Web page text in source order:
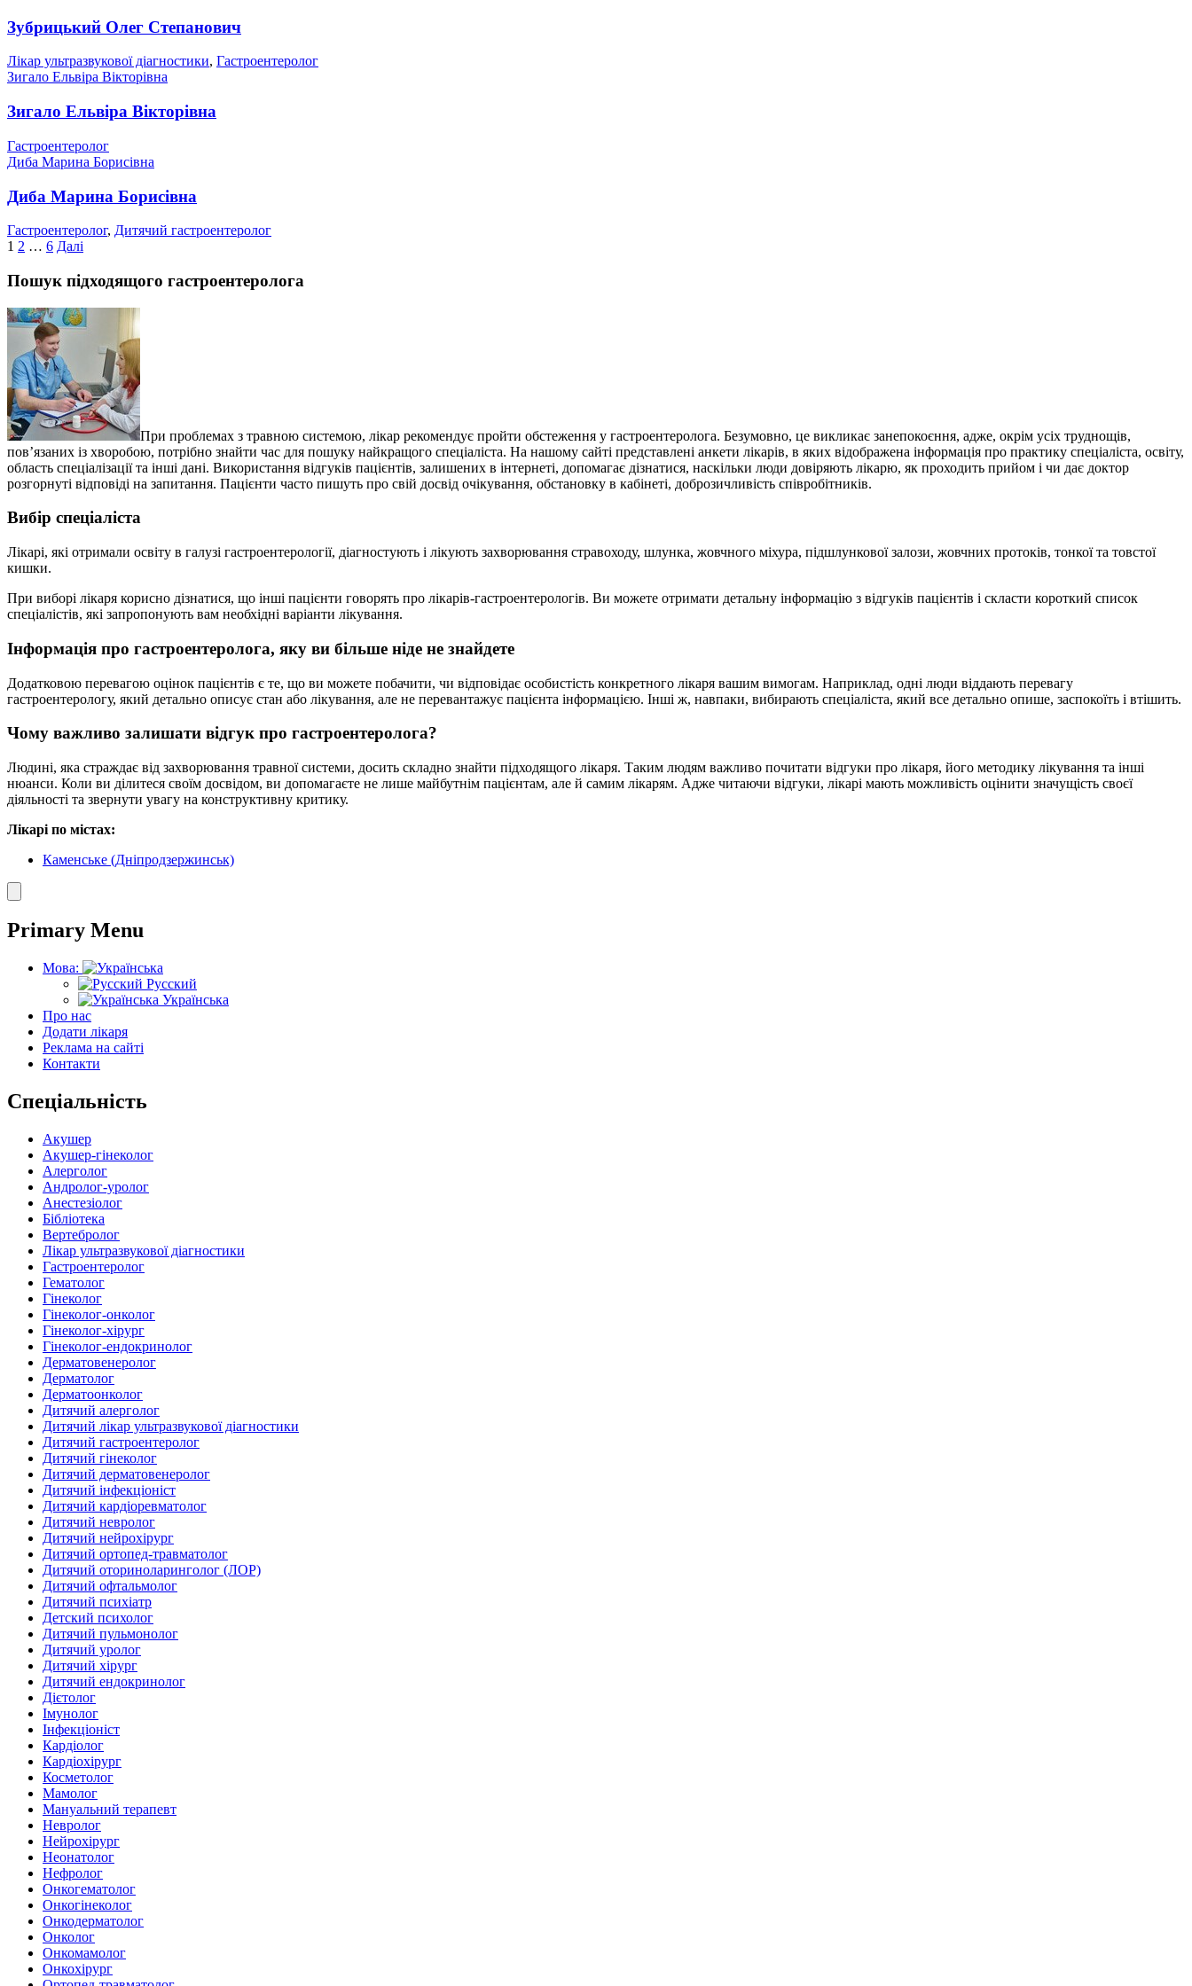
Зубрицький Олег Степанович
Лікар ультразвукової діагностики, Гастроентеролог
Зигало Ельвіра Вікторівна
Зигало Ельвіра Вікторівна
Гастроентеролог
Диба Марина Борисівна
Диба Марина Борисівна
Гастроентеролог, Дитячий гастроентеролог
Пагінація
записів
1 2 … 6 Далі
Пошук підходящого гастроентеролога
При проблемах з травною системою, лікар рекомендує пройти обстеження у гастроентеролога. Безумовно, це викликає занепокоєння, адже, окрім усіх труднощів,
пов’язаних із хворобою, потрібно знайти час для пошуку найкращого спеціаліста. На нашому сайті представлені анкети лікарів, в яких відображена інформація про практику спеціаліста, освіту,
область спеціалізації та інші дані. Використання відгуків пацієнтів, залишених в інтернеті, допомагає дізнатися, наскільки люди довіряють лікарю, як проходить прийом і чи дає доктор
розгорнуті відповіді на запитання. Пацієнти часто пишуть про свій досвід очікування, обстановку в кабінеті, доброзичливість співробітників.
Вибір спеціаліста
Лікарі, які отримали освіту в галузі гастроентерології, діагностують і лікують захворювання стравоходу, шлунка, жовчного міхура, підшлункової залози, жовчних протоків, тонкої та товстої
кишки.
При виборі лікаря корисно дізнатися, що інші пацієнти говорять про лікарів-гастроентерологів. Ви можете отримати детальну інформацію з відгуків пацієнтів і скласти короткий список
спеціалістів, які запропонують вам необхідні варіанти лікування.
Інформація про гастроентеролога, яку ви більше ніде не знайдете
Додатковою перевагою оцінок пацієнтів є те, що ви можете побачити, чи відповідає особистість конкретного лікаря вашим вимогам. Наприклад, одні люди віддають перевагу
гастроентерологу, який детально описує стан або лікування, але не перевантажує пацієнта інформацією. Інші ж, навпаки, вибирають спеціаліста, який все детально опише, заспокоїть і втішить.
Чому важливо залишати відгук про гастроентеролога?
Людині, яка страждає від захворювання травної системи, досить складно знайти підходящого лікаря. Таким людям важливо почитати відгуки про лікаря, його методику лікування та інші
нюанси. Коли ви ділитеся своїм досвідом, ви допомагаєте не лише майбутнім пацієнтам, але й самим лікарям. Адже читаючи відгуки, лікарі мають можливість оцінити значущість своєї
діяльності та звернути увагу на конструктивну критику.
Лікарі по містах:
Каменське (Дніпродзержинськ)
Primary Menu
Мова:
Русский
Українська
Про нас
Додати лікаря
Реклама на сайті
Контакти
Спеціальність
Акушер
Акушер-гінеколог
Алерголог
Андролог-уролог
Анестезіолог
Бібліотека
Вертебролог
Лікар ультразвукової діагностики
Гастроентеролог
Гематолог
Гінеколог
Гінеколог-онколог
Гінеколог-хірург
Гінеколог-ендокринолог
Дерматовенеролог
Дерматолог
Дерматоонколог
Дитячий алерголог
Дитячий лікар ультразвукової діагностики
Дитячий гастроентеролог
Дитячий гінеколог
Дитячий дерматовенеролог
Дитячий інфекціоніст
Дитячий кардіоревматолог
Дитячий невролог
Дитячий нейрохірург
Дитячий ортопед-травматолог
Дитячий оториноларинголог (ЛОР)
Дитячий офтальмолог
Дитячий психіатр
Детский психолог
Дитячий пульмонолог
Дитячий уролог
Дитячий хірург
Дитячий ендокринолог
Дієтолог
Імунолог
Інфекціоніст
Кардіолог
Кардіохірург
Косметолог
Мамолог
Мануальний терапевт
Невролог
Нейрохірург
Неонатолог
Нефролог
Онкогематолог
Онкогінеколог
Онкодерматолог
Онколог
Онкомамолог
Онкохірург